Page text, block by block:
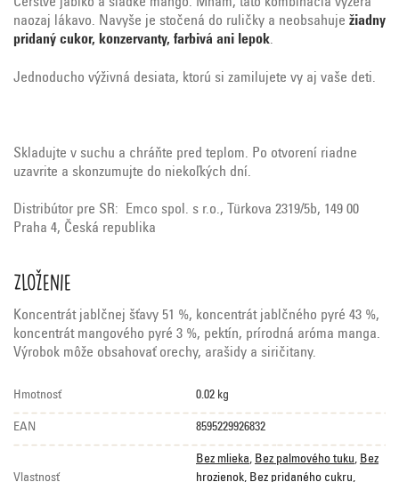
naozaj lákavo. Navyše je stočená do ruličky a neobsahuje žiadny
pridaný cukor, konzervanty, farbivá ani lepok.
Jednoducho výživná desiata, ktorú si zamilujete vy aj vaše deti.
Skladujte v suchu a chráňte pred teplom. Po otvorení riadne
uzavrite a skonzumujte do niekoľkých dní.
Distribútor pre SR: Emco spol. s r.o., Türkova 2319/5b, 149 00
Praha 4, Česká republika
Zloženie
Koncentrát jablčnej šťavy 51 %, koncentrát jablčného pyré 43 %,
koncentrát mangového pyré 3 %, pektín, prírodná aróma manga.
Výrobok môže obsahovať orechy, arašidy a siričitany.
Hmotnosť 0.02 kg
EAN 8595229926832
Vlastnosť
Bez mlieka, Bez palmového tuku, Bez
hrozienok, Bez pridaného cukru,